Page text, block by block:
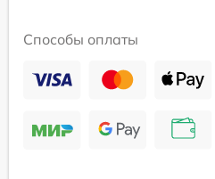
Способы оплаты